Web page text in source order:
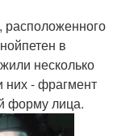
расположенного
в
несколько
них - фрагмент
форму лица.